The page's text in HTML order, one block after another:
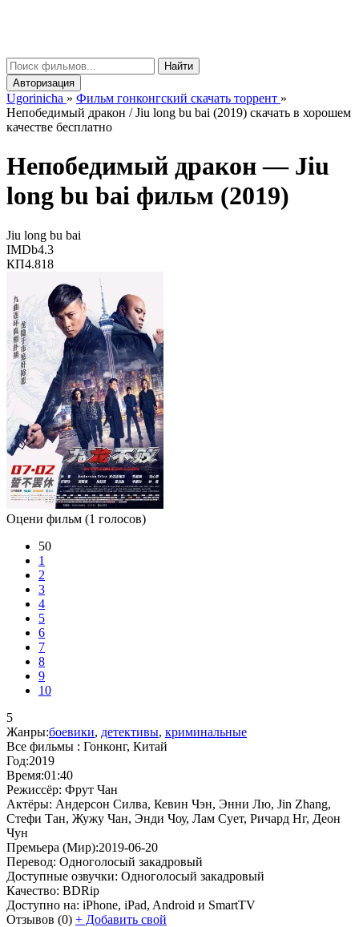
Найти
Авторизация
Ugorinicha » Фильм гонконгский скачать торрент »
Непобедимый дракон / Jiu long bu bai (2019) скачать в хорошем
качестве бесплатно
Непобедимый дракон — Jiu
long bu bai фильм (2019)
Jiu long bu bai
IMDb4.3
КП4.818
Оцени фильм (1 голосов)
50
1
2
3
4
5
6
7
8
9
10
5
Жанры:боевики, детективы, криминальные
Все фильмы : Гонконг, Китай
Год:2019
Время:01:40
Режиссёр: Фрут Чан
Актёры: Андерсон Силва, Кевин Чэн, Энни Лю, Jin Zhang,
Стефи Тан, Жужу Чан, Энди Чоу, Лам Сует, Ричард Нг, Деон
Чун
Премьера (Мир):2019-06-20
Перевод: Одноголосый закадровый
Доступные озвучки: Одноголосый закадровый
Качество: BDRip
Доступно на: iPhone, iPad, Android и SmartTV
Отзывов (0) + Добавить свой